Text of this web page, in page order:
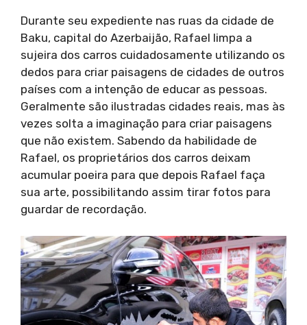
Durante seu expediente nas ruas da cidade de
Baku, capital do Azerbaijão, Rafael limpa a
sujeira dos carros cuidadosamente utilizando os
dedos para criar paisagens de cidades de outros
países com a intenção de educar as pessoas.
Geralmente são ilustradas cidades reais, mas às
vezes solta a imaginação para criar paisagens
que não existem. Sabendo da habilidade de
Rafael, os proprietários dos carros deixam
acumular poeira para que depois Rafael faça
sua arte, possibilitando assim tirar fotos para
guardar de recordação.